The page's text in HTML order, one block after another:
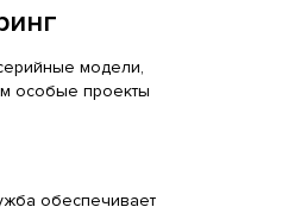
модели,
особые проекты
обеспечивает